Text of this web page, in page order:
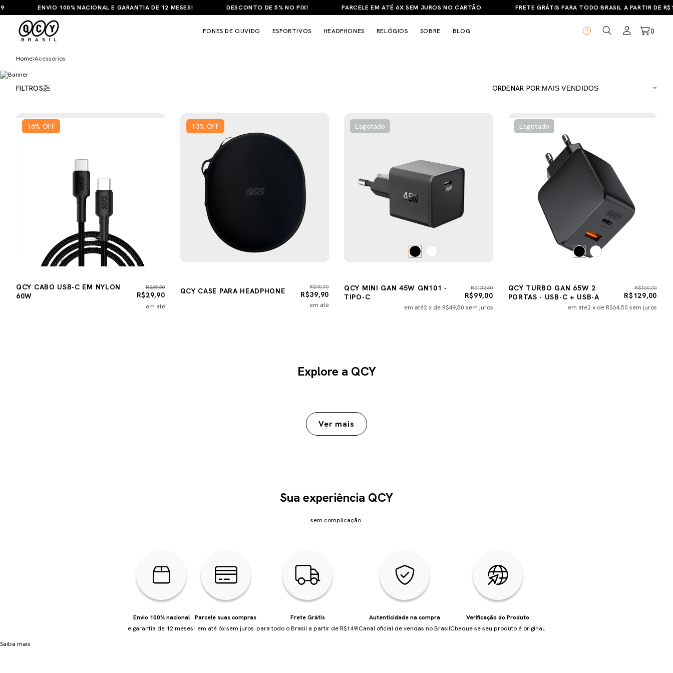
EM ATÉ 6X SEM JUROS NO CARTÃO FRETE GRÁTIS PARA TODO BRASIL A PARTIR DE R$149 ENVIO 100% NACIONAL E GARANTIA DE 12 MESES! DESCONTO DE 5% NO PIX!
FONES DE OUVIDO ESPORTIVOS HEADPHONES RELÓGIOS SOBRE BLOG 0
Home Acessórios
FILTROS ORDENAR POR:
16% OFF
QCY CABO USB-C EM NYLON
60W
R$35,50
R$29,90
em até
13% OFF
QCY CASE PARA HEADPHONE R$45,90
R$39,90
em até
Esgotado
QCY MINI GAN 45W GN101 -
TIPO-C
R$132,60
R$99,00
em até2 x de R$49,50 sem juros
Esgotado
QCY TURBO GAN 65W 2
PORTAS - USB-C + USB-A
R$160,00
R$129,00
em até2x de R$64,50 sem juros
Explore a QCY
Sua experiência QCY
sem complicação.
Envio 100% nacional
e garantia de 12 meses!
Parcele suas compras
em até 6x sem juros
Frete Grátis
para todo o Brasil a partir de R$149!
Autenticidade na compra
Canal oficial de vendas no Brasil
Verificação do Produto
Cheque se seu produto é original.
Saiba mais